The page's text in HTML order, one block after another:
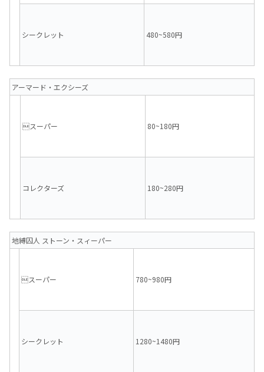
シークレット 480~580円
アーマード・エクシーズ
スーパー 80~180円
コレクターズ 180~280円
地縛囚人 ストーン・スィーパー
スーパー 780~980円
シークレット 1280~1480円